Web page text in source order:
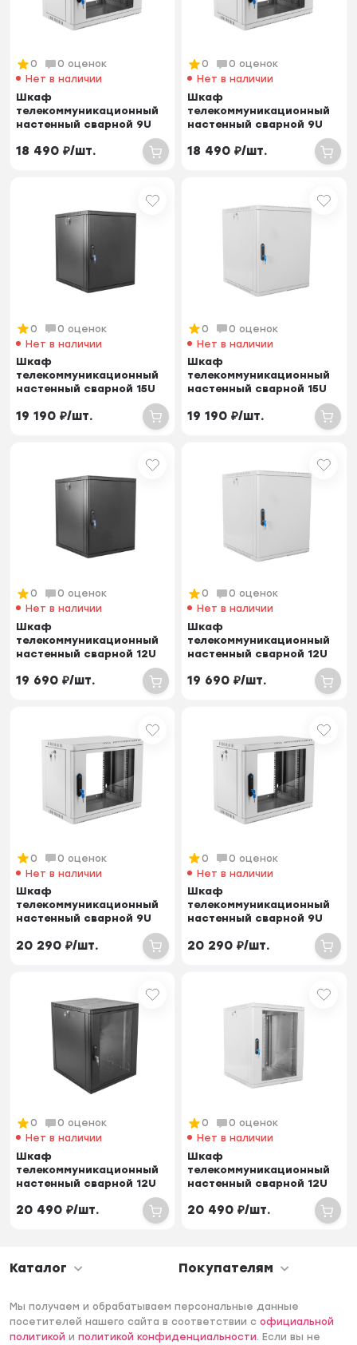
0
0 оценок
Нет в наличии
Шкаф
телекоммуникационный
настенный сварной 9U
стенки, дв...
18 490 ₽/шт.
0
0 оценок
Нет в наличии
Шкаф
телекоммуникационный
настенный сварной 9U
стенки, дв...
18 490 ₽/шт.
0
0 оценок
Нет в наличии
Шкаф
телекоммуникационный
настенный сварной 15U
стенки, д...
19 190 ₽/шт.
0
0 оценок
Нет в наличии
Шкаф
телекоммуникационный
настенный сварной 15U
стенки, д...
19 190 ₽/шт.
0
0 оценок
Нет в наличии
Шкаф
телекоммуникационный
настенный сварной 12U
стенки, д...
19 690 ₽/шт.
0
0 оценок
Нет в наличии
Шкаф
телекоммуникационный
настенный сварной 12U
стенки, д...
19 690 ₽/шт.
0
0 оценок
Нет в наличии
Шкаф
телекоммуникационный
настенный сварной 9U
стенки, дв...
20 290 ₽/шт.
0
0 оценок
Нет в наличии
Шкаф
телекоммуникационный
настенный сварной 9U
стенки, дв...
20 290 ₽/шт.
0
0 оценок
Нет в наличии
Шкаф
телекоммуникационный
настенный сварной 12U
стенки, д...
20 490 ₽/шт.
0
0 оценок
Нет в наличии
Шкаф
телекоммуникационный
настенный сварной 12U
стенки, д...
20 490 ₽/шт.
Каталог Покупателям
Мы получаем и обрабатываем персональные данные
посетителей нашего сайта в соответствии софициальной
политикой иполитикой конфиденциальности. Если вы не